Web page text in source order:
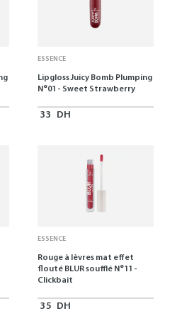
ESSENCE
Lipgloss Juicy Bomb Plumping
N°01 - Sweet Strawberry
33 DH
ESSENCE
Rouge à lèvres mat effet
flouté BLUR soufflé N°11 -
Clickbait
35 DH